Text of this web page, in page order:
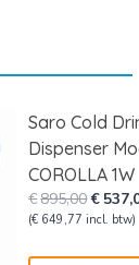
Saro Cold
Dispenser
COROLLA 1W
€895,00
prijs
€
(€ 649,77 incl. btw)